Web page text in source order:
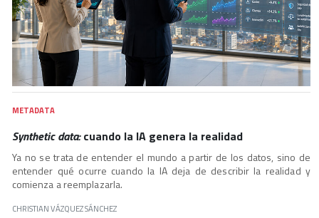
METADATA
Synthetic data:cuando la IA genera la realidad
Ya no se trata de entender el mundo a partir de los datos, sino de
entender qué ocurre cuando la IA deja de describir la realidad y
comienza a reemplazarla.
CHRISTIAN VÁZQUEZ SÁNCHEZ